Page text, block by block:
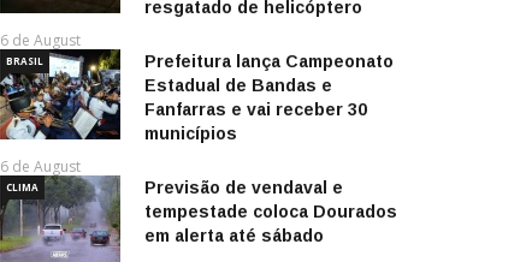
resgatado de helicóptero
6 de August
BRASIL
Prefeitura lança Campeonato
Estadual de Bandas e
Fanfarras e vai receber 30
municípios
6 de August
CLIMA
Previsão de vendaval e
tempestade coloca Dourados
em alerta até sábado